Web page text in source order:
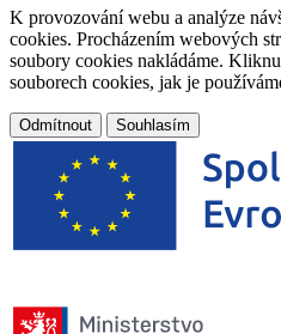
K provozování webu a analýze
cookies. Procházením webových
soubory cookies nakládáme.
souborech cookies, jak je
Odmítnout Souhlasím